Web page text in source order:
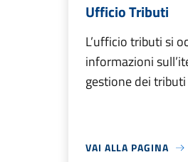
Ufficio Tributi
L’ufficio tributi si
informazioni
gestione dei
VAI ALLA PAGINA